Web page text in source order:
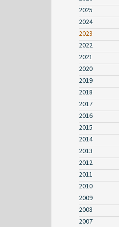
2025
2024
2023
2022
2021
2020
2019
2018
2017
2016
2015
2014
2013
2012
2011
2010
2009
2008
2007